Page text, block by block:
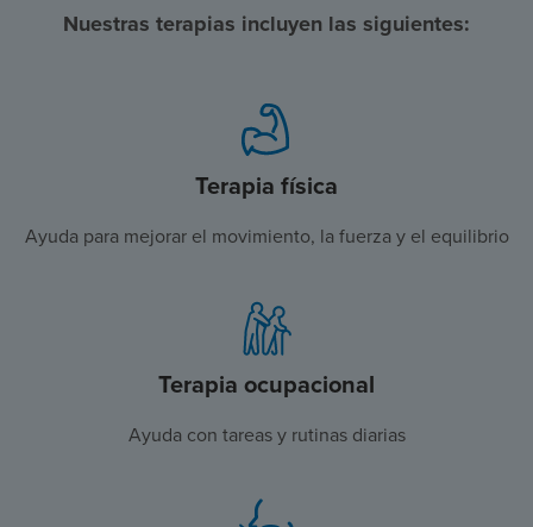
Nuestras terapias incluyen las siguientes:
Terapia física
Ayuda para mejorar el movimiento, la fuerza y el equilibrio
Terapia ocupacional
Ayuda con tareas y rutinas diarias